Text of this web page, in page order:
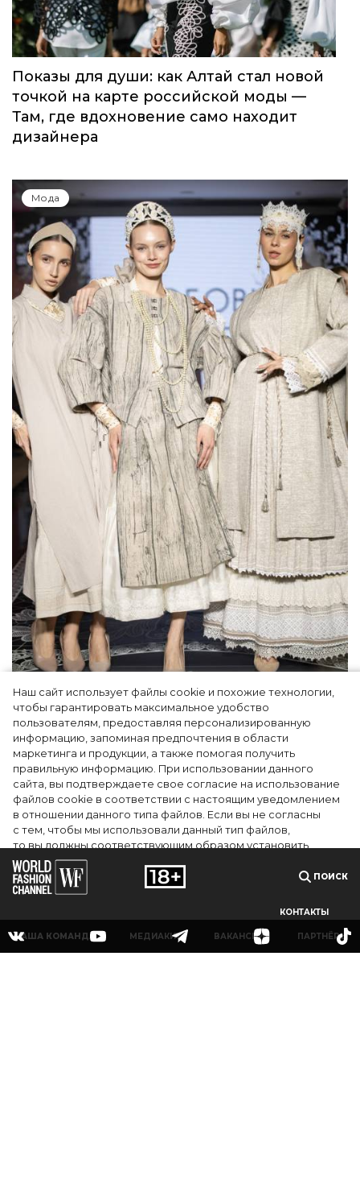
Наш сайт использует файлы cookie и похожие технологии,
чтобы гарантировать максимальное удобство
пользователям, предоставляя персонализированную
информацию, запоминая предпочтения в области
маркетинга и продукции, а также помогая получить
правильную информацию. При использовании данного
сайта, вы подтверждаете свое согласие на использование
файлов cookie в соответствии с настоящим уведомлением
в отношении данного типа файлов. Если вы не согласны
с тем, чтобы мы использовали данный тип файлов,
то вы должны соответствующим образом установить
настройки вашего браузера или не использовать сайт wfc.tv
СОГЛАСЕН
Показы для души: как Алтай стал новой
точкой на карте российской моды —
Там, где вдохновение само находит
дизайнера
Мода
Как Ульяновск стал столицей российской
моды на два дня — Подиум, байеры и 100
млн рублей договорённостей: что
случилось на форуме в Ульяновске
ПОИСК
КОНТАКТЫ
НАША КОМАНДА МЕДИАКИТ ВАКАНСИИ ПАРТНЁРЫ